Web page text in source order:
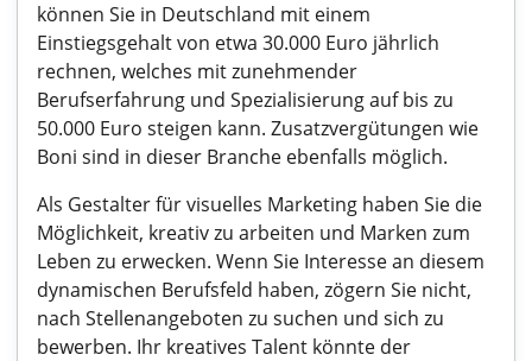
können Sie in Deutschland mit einem
Einstiegsgehalt von etwa 30.000 Euro jährlich
rechnen, welches mit zunehmender
Berufserfahrung und Spezialisierung auf bis zu
50.000 Euro steigen kann. Zusatzvergütungen wie
Boni sind in dieser Branche ebenfalls möglich.
Als Gestalter für visuelles Marketing haben Sie die
Möglichkeit, kreativ zu arbeiten und Marken zum
Leben zu erwecken. Wenn Sie Interesse an diesem
dynamischen Berufsfeld haben, zögern Sie nicht,
nach Stellenangeboten zu suchen und sich zu
bewerben. Ihr kreatives Talent könnte der